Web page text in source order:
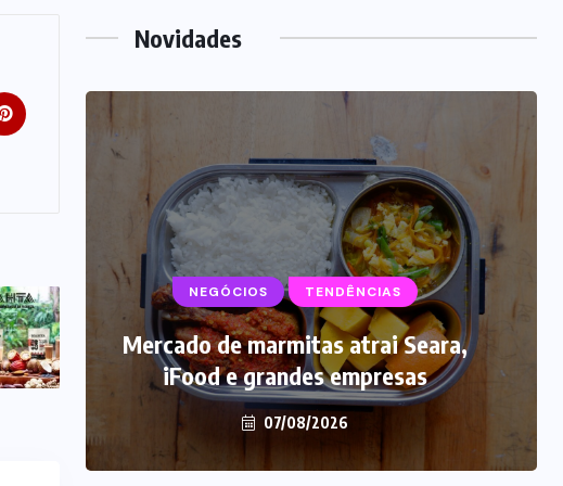
Novidades
NEGÓCIOS TENDÊNCIAS
Mercado de marmitas atrai Seara,
iFood e grandes empresas
07/08/2026